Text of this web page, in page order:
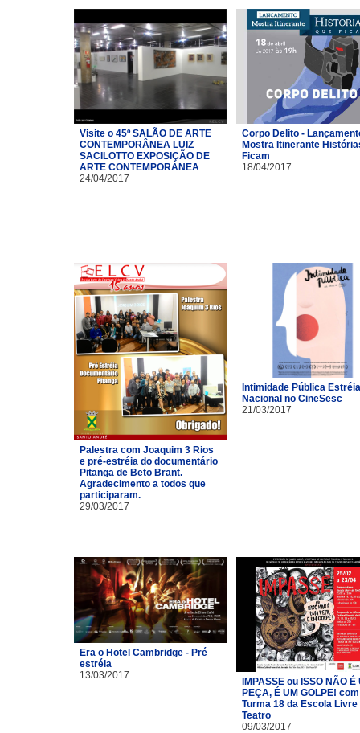
Visite o 45º SALÃO DE ARTE
CONTEMPORÂNEA LUIZ
SACILOTTO EXPOSIÇÃO DE
ARTE CONTEMPORÂNEA
24/04/2017
Corpo Delito -
Mostra Itinerante
Ficam
18/04/2017
Palestra com Joaquim 3 Rios
e pré-estréia do documentário
Pitanga de Beto Brant.
Agradecimento a todos que
participaram.
29/03/2017
Intimidade Pública Estréia
Nacional no CineSesc
21/03/2017
Era o Hotel Cambridge - Pré
estréia
13/03/2017
IMPASSE ou ISSO NÃO É
PEÇA, É UM GOLPE!
Turma 18 da Escola Livre
Teatro​
09/03/2017